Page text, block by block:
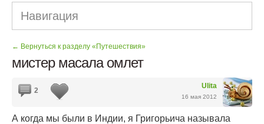
СЕГОДНЯ: 39142 РЕЦЕПТА
Навигация
← Вернуться к разделу «Путешествия»
мистер масала омлет
Ulita
16 мая 2012
2
А когда мы были в Индии, я Григорьича называла